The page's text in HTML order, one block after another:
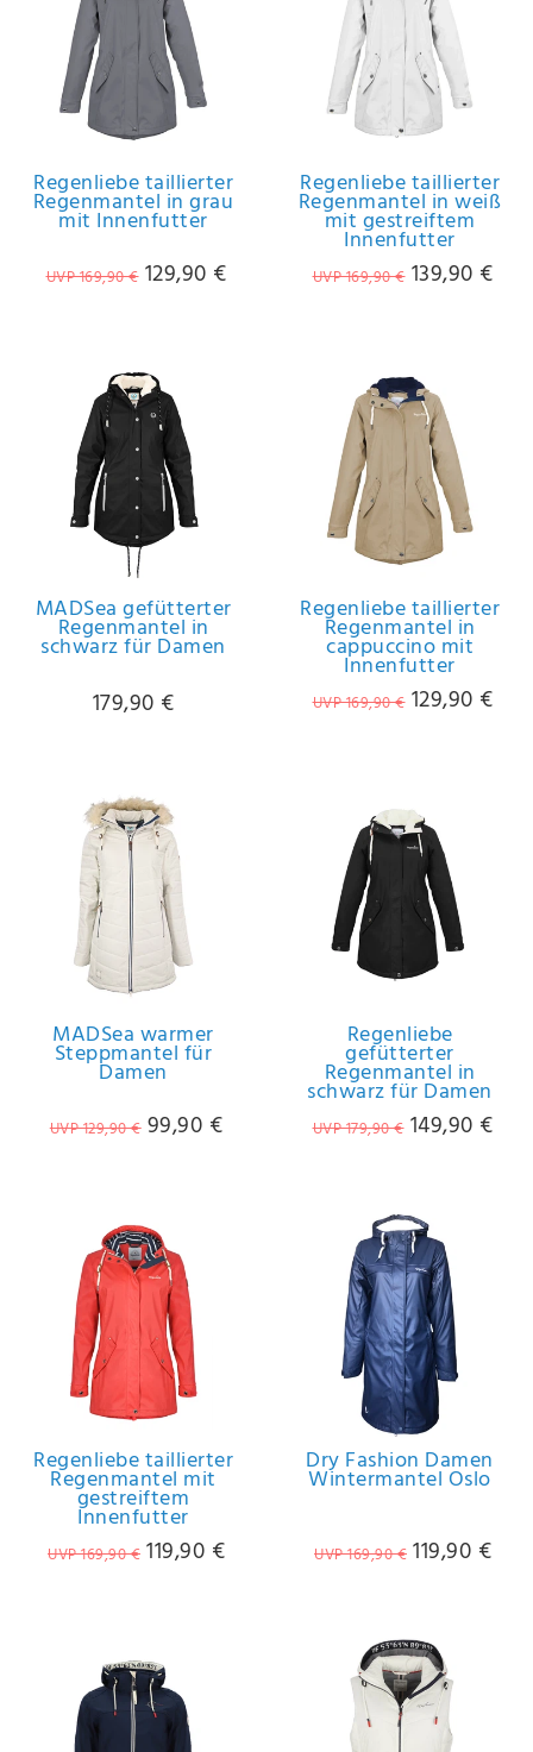
Regenliebe taillierter
Regenmantel in grau
mit Innenfutter
UVP 169,90 € 129,90 €
Regenliebe taillierter
Regenmantel in weiß
mit gestreiftem
Innenfutter
UVP 169,90 € 139,90 €
MADSea gefütterter
Regenmantel in
schwarz für Damen
179,90 €
Regenliebe taillierter
Regenmantel in
cappuccino mit
Innenfutter
UVP 169,90 € 129,90 €
MADSea warmer
Steppmantel für
Damen
UVP 129,90 € 99,90 €
Regenliebe
gefütterter
Regenmantel in
schwarz für Damen
UVP 179,90 € 149,90 €
Regenliebe taillierter
Regenmantel mit
gestreiftem
Innenfutter
UVP 169,90 € 119,90 €
Dry Fashion Damen
Wintermantel Oslo
UVP 169,90 € 119,90 €